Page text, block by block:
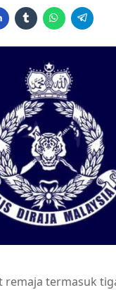
remaja termasuk